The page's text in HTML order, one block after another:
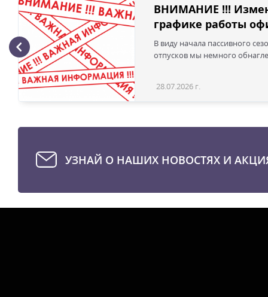
ВНИМАНИЕ !!!
графике работы
В виду начала пассивного
отпусков мы немного
28.07.2026 г.
УЗНАЙ О НАШИХ НОВОСТЯХ И